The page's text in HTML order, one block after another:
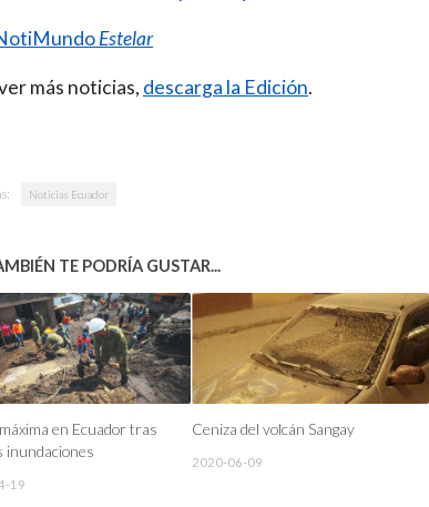
Estelar
más noticias, descarga la Edición.
Noticias Ecuador
TE PODRÍA GUSTAR...
en Ecuador tras
inundaciones
19
Ceniza del volcán Sangay
2020-06-09